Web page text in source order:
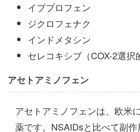
イブプロフェン
ジクロフェナク
インドメタシン
セレコキシブ（COX-2選択
アセトアミノフェン
アセトアミノフェンは、欧米
薬です。NSAIDsと比べて副